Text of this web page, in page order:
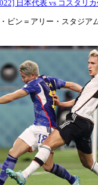
日本代表 vs コスタリカ
ビン＝アリー・スタジ